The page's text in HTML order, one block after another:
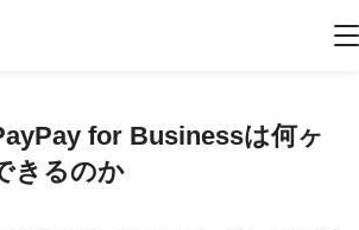
for Businessは何ヶ
きるのか